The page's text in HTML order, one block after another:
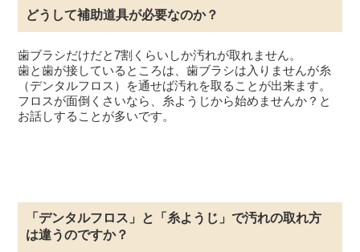
どうして補助道具が必要なのか？
歯ブラシだけだと7割くらいしか汚れが取れません。
歯と歯が接しているところは、歯ブラシは入りませんが糸
（デンタルフロス）を通せば汚れを取ることが出来ます。
フロスが面倒くさいなら、糸ようじから始めませんか？と
お話しすることが多いです。
「デンタルフロス」と「糸ようじ」で汚れの取れ方
は違うのですか？